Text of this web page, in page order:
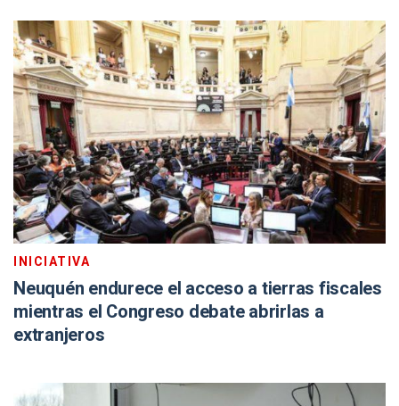
INICIATIVA
Neuquén endurece el acceso a tierras fiscales
mientras el Congreso debate abrirlas a
extranjeros